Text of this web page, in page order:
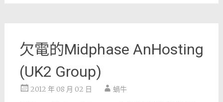
欠電的Midphase AnHosting
(UK2 Group)
2012 年 08 月 02 日 蝸牛